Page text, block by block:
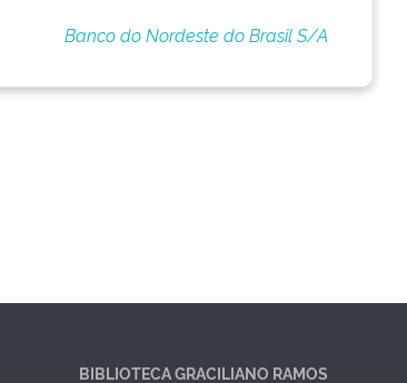
Banco do Nordeste do Brasil S/A
BIBLIOTECA GRACILIANO RAMOS